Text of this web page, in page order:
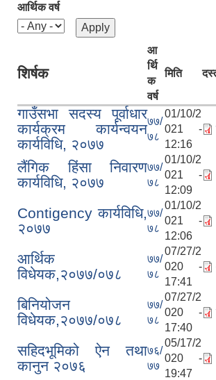
आर्थिक वर्ष
शिर्षक
आ
र्थि
क
वर्ष
मिति
गाउँसभा सदस्य पूर्वाधार
कार्यक्रम कार्यन्वयन
कार्यविधि, २०७७
७७/
७८
01/10/2
021 -
12:16
लैंगिक हिंसा निवारण
कार्यविधि, २०७७
७७/
७८
01/10/2
021 -
12:09
Contigency कार्यविधि,
२०७७
७७/
७८
01/10/2
021 -
12:06
आर्थिक
विधेयक,२०७७/०७८
७७/
७८
07/27/2
020 -
17:41
बिनियोजन
विधेयक,२०७७/०७८
७७/
७८
07/27/2
020 -
17:40
सहिदभूमिको ऐन तथा
कानुन २०७६
७६/
७७
05/17/2
020 -
19:47